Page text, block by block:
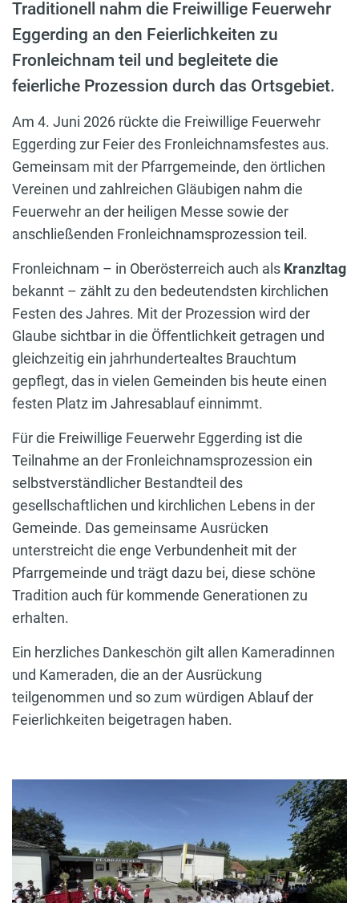
Traditionell nahm die Freiwillige Feuerwehr
Eggerding an den Feierlichkeiten zu
Fronleichnam teil und begleitete die
feierliche Prozession durch das Ortsgebiet.
Am 4. Juni 2026 rückte die Freiwillige Feuerwehr
Eggerding zur Feier des Fronleichnamsfestes aus.
Gemeinsam mit der Pfarrgemeinde, den örtlichen
Vereinen und zahlreichen Gläubigen nahm die
Feuerwehr an der heiligen Messe sowie der
anschließenden Fronleichnamsprozession teil.
Fronleichnam – in Oberösterreich auch als Kranzltag
bekannt – zählt zu den bedeutendsten kirchlichen
Festen des Jahres. Mit der Prozession wird der
Glaube sichtbar in die Öffentlichkeit getragen und
gleichzeitig ein jahrhundertealtes Brauchtum
gepflegt, das in vielen Gemeinden bis heute einen
festen Platz im Jahresablauf einnimmt.
Für die Freiwillige Feuerwehr Eggerding ist die
Teilnahme an der Fronleichnamsprozession ein
selbstverständlicher Bestandteil des
gesellschaftlichen und kirchlichen Lebens in der
Gemeinde. Das gemeinsame Ausrücken
unterstreicht die enge Verbundenheit mit der
Pfarrgemeinde und trägt dazu bei, diese schöne
Tradition auch für kommende Generationen zu
erhalten.
Ein herzliches Dankeschön gilt allen Kameradinnen
und Kameraden, die an der Ausrückung
teilgenommen und so zum würdigen Ablauf der
Feierlichkeiten beigetragen haben.